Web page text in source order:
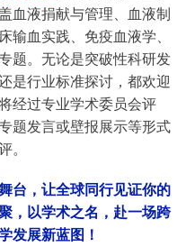
血液捐献与管理、血液制
输血实践、免疫血液学、
题。无论是突破性科研发
是行业标准探讨，都欢迎
经过专业学术委员会评
题发言或壁报展示等形式
。
台，让全球同行见证你的
，以学术之名，赴一场跨
发展新蓝图！